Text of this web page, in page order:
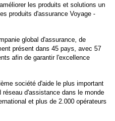
les produits et solutions un
produits d'assurance Voyage -
global d'assurance, de
présent dans 45 pays, avec 57
afin de garantir l'excellence
société d'aide le plus important
d'assistance dans le monde
et plus de 2.000 opérateurs